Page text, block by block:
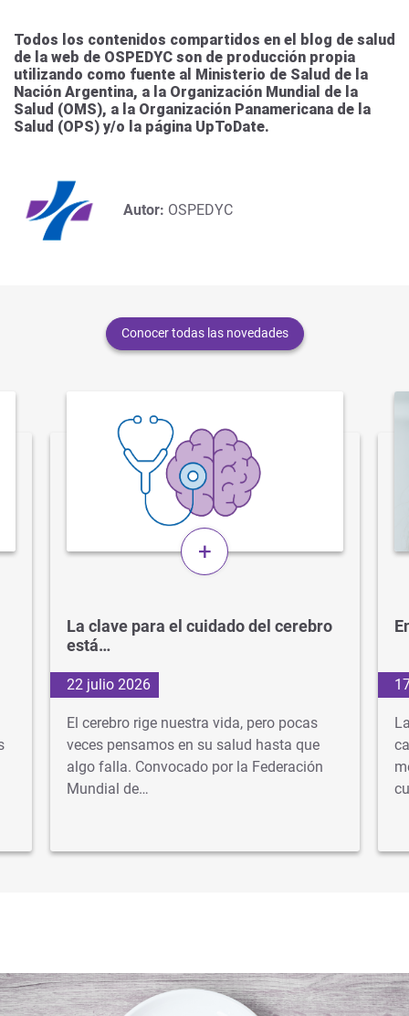
Todos los contenidos compartidos en el blog de salud
de la web de OSPEDYC son de producción propia
utilizando como fuente al Ministerio de Salud de la
Nación Argentina, a la Organización Mundial de la
Salud (OMS), a la Organización Panamericana de la
Salud (OPS) y/o la página UpToDate.
Autor: OSPEDYC
Conocer todas las novedades
+
La clave para el cuidado del cerebro
está…
22 julio 2026
El cerebro rige nuestra vida, pero pocas
veces pensamos en su salud hasta que
algo falla. Convocado por la Federación
Mundial de…